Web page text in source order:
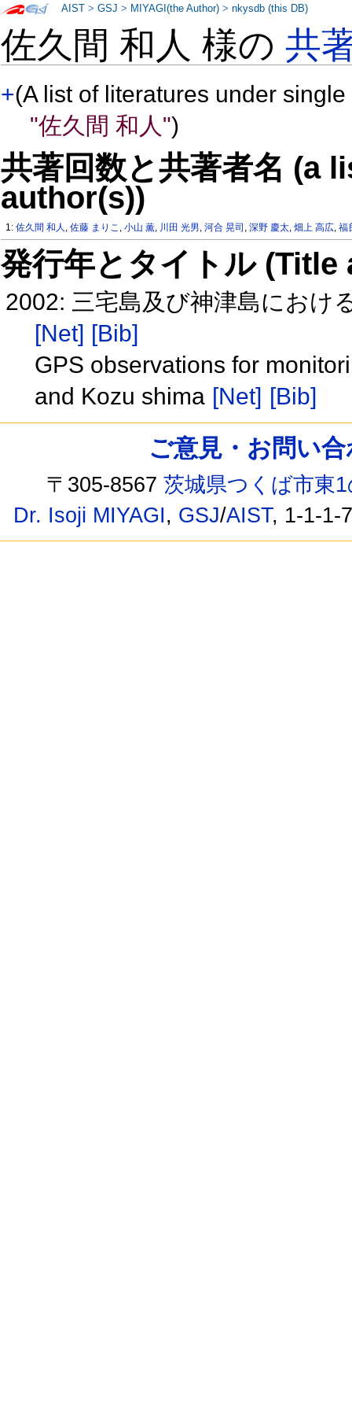
佐久間 和人 様の共
+(A list of literatures under
"佐久間 和人")
共著回数と共著者名 (a
author(s))
1:佐久間 和人 ,佐藤 まりこ ,小山 薫, 川田 光男,河合 晃司 ,深野 慶太,畑上 高広,福
発行年とタイトル
2002: 三宅島及び神津島におけ
[Net] [Bib]
GPS observations for
and Kozu shima [Net] [Bib]
AIST >GSJ > MIYAGI(the Author) >nkysdb (this DB)
ご意見・お問い
〒305-8567茨城県つくば市東
Dr. Isoji MIYAGI, GSJ/AIST, 1-1-1-